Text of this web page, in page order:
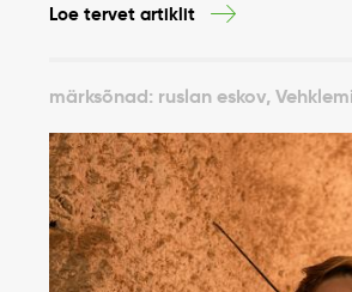
Loe tervet artiklit
märksõnad: ruslan eskov,